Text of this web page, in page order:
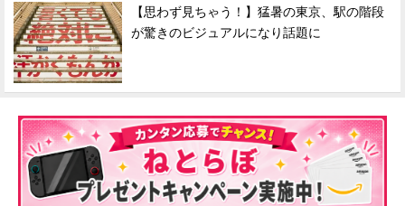
【思わず見ちゃう！】猛暑の東京、駅の階段
が驚きのビジュアルになり話題に